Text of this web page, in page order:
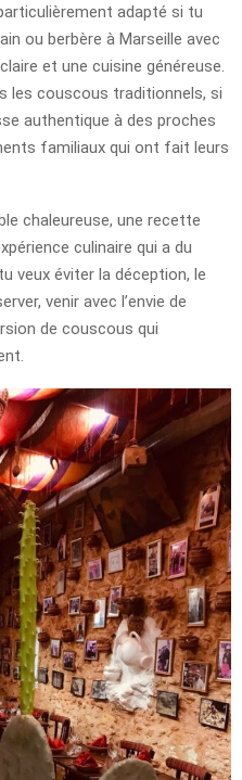
adapté si tu
ou berbère à Marseille avec
et une cuisine généreuse.
les couscous traditionnels, si
authentique à des proches
familiaux qui ont fait leurs
chaleureuse, une recette
culinaire qui a du
veux éviter la déception, le
venir avec l’envie de
de couscous qui